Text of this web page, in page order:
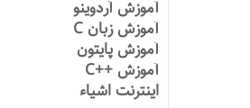
آموزش آردوینو
آموزش زبان C
آموزش پایتون
آموزش ++C
اینترنت اشیاء